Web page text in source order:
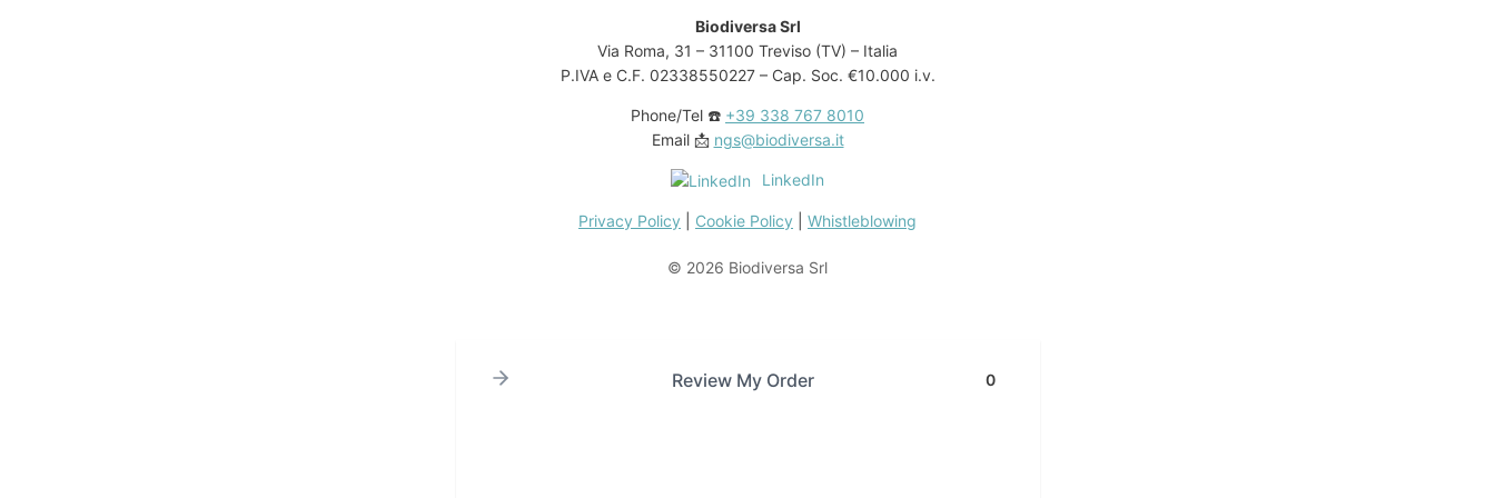
Biodiversa Srl
Via Roma, 31 – 31100 Treviso (TV) – Italia
P.IVA e C.F. 02338550227 – Cap. Soc. €10.000 i.v.
Phone/Tel ☎️ +39 338 767 8010
Email 📩 ngs@biodiversa.it
LinkedIn
Privacy Policy Cookie Policy Whistleblowing
© 2026 Biodiversa Srl
Review My Order 0